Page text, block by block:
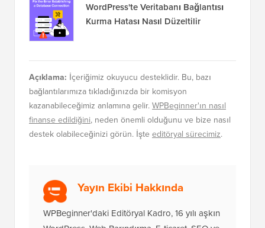
WordPress'te Veritabanı Bağlantısı
Kurma Hatası Nasıl Düzeltilir
Açıklama: İçeriğimiz okuyucu desteklidir. Bu, bazı
bağlantılarımıza tıkladığınızda bir komisyon
kazanabileceğimiz anlamına gelir.WPBeginner'ın nasıl
finanse edildiğini, neden önemli olduğunu ve bize nasıl
destek olabileceğinizi görün. İşte editöryal sürecimiz.
Yayın Ekibi Hakkında
WPBeginner'daki Editöryal Kadro, 16 yılı aşkın